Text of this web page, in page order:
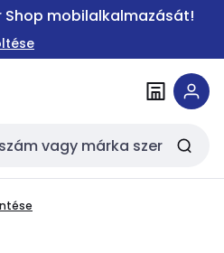
Shop mobilalkalmazását!